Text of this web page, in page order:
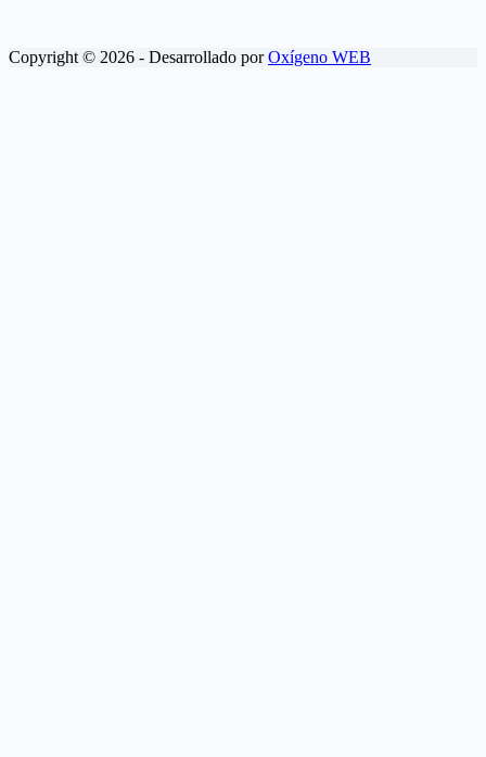
Copyright © 2026 - Desarrollado porOxígeno WEB